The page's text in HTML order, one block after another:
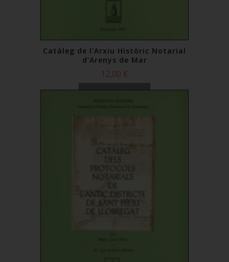
Catàleg de l'Arxiu Històric Notarial
d'Arenys de Mar
12,00 €
Comprar